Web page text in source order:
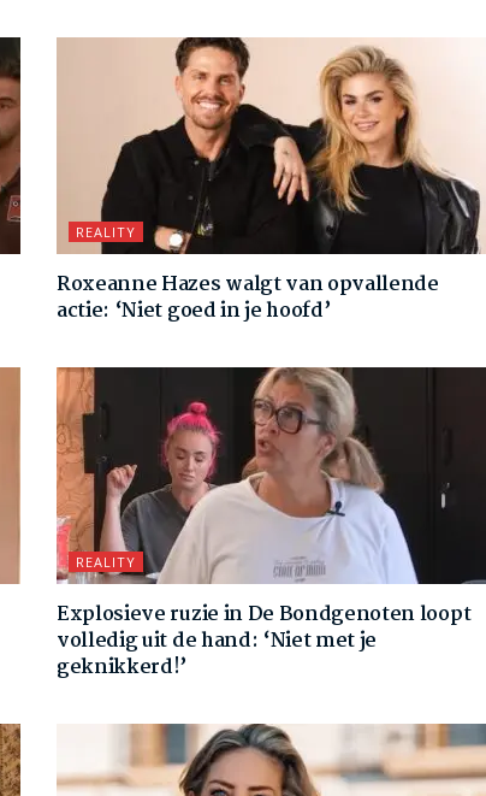
REALITY
Roxeanne Hazes walgt van opvallende
actie: ‘Niet goed in je hoofd’
REALITY
Explosieve ruzie in De Bondgenoten loopt
volledig uit de hand: ‘Niet met je
geknikkerd!’